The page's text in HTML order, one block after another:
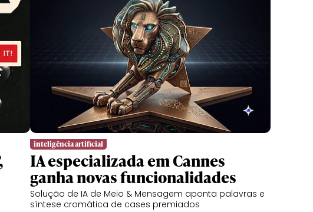
inteligência artificial
IA especializada em Cannes
ganha novas funcionalidades
Solução de IA de Meio & Mensagem aponta palavras e
síntese cromática de cases premiados